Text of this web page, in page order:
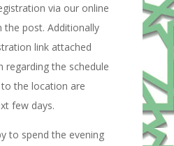
via our online
the post. Additionally
link attached
the schedule
the location are
few days.
to spend the evening